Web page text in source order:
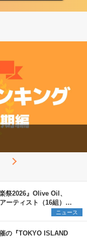
！
祭2026』Olive Oil、
ーティスト（16組）を
ニュース
の『TOKYO ISLAND